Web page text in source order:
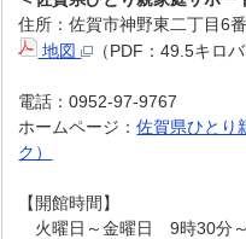
住所：佐賀市神野東二丁目6
地図
（PDF：49.5キロバ
電話：0952-97-9767
ホームページ：佐賀県ひとり
ク）
【開館時間】
火曜日～金曜日 9時30分